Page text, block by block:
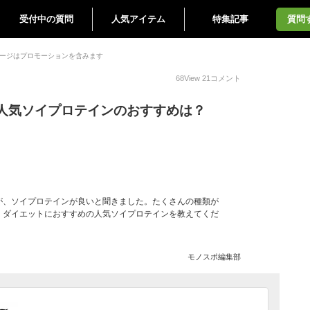
受付中の質問 人気アイテム 特集記事 質問
ジはプロモーションを含みます
68View 21 コメント
気ソイプロテインのおすすめは？
ソイプロテインが良いと聞きました。たくさんの種類が
イエットにおすすめの人気ソイプロテインを教えてくだ
モノスポ編集部